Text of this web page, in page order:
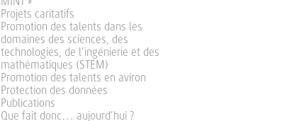
Projets caritatifs
Promotion des talents dans les
domaines des sciences, des
technologies, de l’ingénierie et des
mathématiques (STEM)
Promotion des talents en aviron
Protection des données
Publications
Que fait donc… aujourd’hui ?